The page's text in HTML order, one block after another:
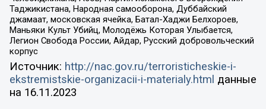
Таджикистана, Народная самооборона, Дуббайский
джамаат, московская ячейка, Батал-Хаджи Белхороев,
Маньяки Культ Убийц, Молодёжь Которая Улыбается,
Легион Свобода России, Айдар, Русский добровольческий
корпус
Источник: http://nac.gov.ru/terroristicheskie-i-
ekstremistskie-organizacii-i-materialy.html данные
на 16.11.2023